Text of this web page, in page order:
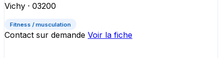
Vichy · 03200
Fitness / musculation
Contact sur demande Voir la fiche